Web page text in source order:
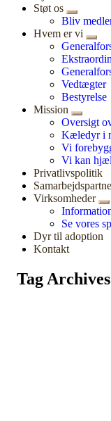
Støt os
Bliv
Hvem er vi
Vedtægter
Bestyrelse
Mission
Oversigt
Kæledyr i
Vi
Vi kan
Privatlivspolitik
Virksomheder
Se vores
Dyr til adoption
Kontakt
Tag